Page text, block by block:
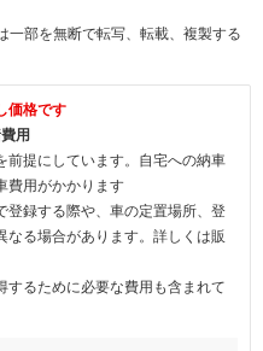
部を無断で転写、転載、複製する
価格です
用
提にしています。自宅への納車
費用がかかります
録する際や、車の定置場所、登
なる場合があります。詳しくは販
るために必要な費用も含まれて